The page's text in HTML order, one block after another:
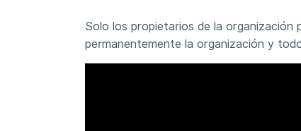
Solo los propietarios de la organización
permanentemente la organización y